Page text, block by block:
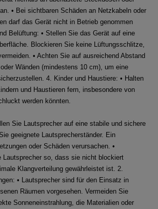
• Bei sichtbaren Schäden an Netzkabeln oder
darf das Gerät nicht in Betrieb genommen
Belüftung: • Stellen Sie das Gerät auf eine
Blockieren Sie keine Lüftungsschlitze,
• Achten Sie auf ausreichend Abstand
Wänden (mindestens 10 cm), um eine
4. Kinder und Haustiere: • Halten
und Haustieren fern, insbesondere von
werden könnten.
Sie Lautsprecher auf eine stabile und sichere
geeignete Lautsprecherständer. Ein
oder Schäden verursachen. •
Lautsprecher so, dass sie nicht blockiert
Klangverteilung gewährleistet ist. 2.
• Lautsprecher sind für den Einsatz in
Räumen vorgesehen. Vermeiden Sie
Sonneneinstrahlung, die Materialien oder